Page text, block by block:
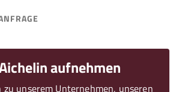
aufnehmen
zu unserem Unternehmen, unseren